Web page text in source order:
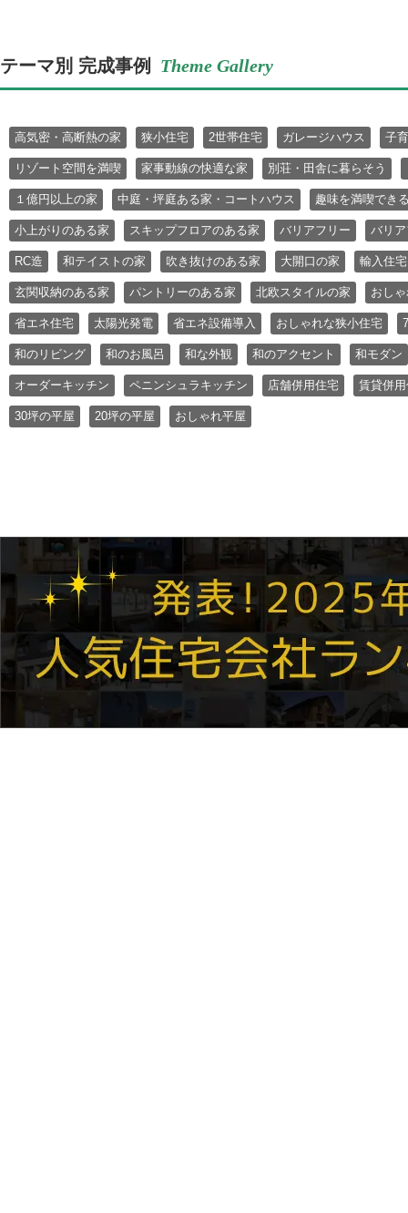
テーマ別 完成事例 Theme Gallery
高気密・高断熱の家 狭小住宅 2世帯住宅 ガレージハウス 子
リゾート空間を満喫 家事動線の快適な家 別荘・田舎に暮らそう
１億円以上の家 中庭・坪庭ある家・コートハウス 趣味を満喫でき
小上がりのある家 スキップフロアのある家 バリアフリー バリ
RC造 和テイストの家 吹き抜けのある家 大開口の家 輸入住宅
玄関収納のある家 パントリーのある家 北欧スタイルの家 おし
省エネ住宅 太陽光発電 省エネ設備導入 おしゃれな狭小住宅
和のリビング 和のお風呂 和な外観 和のアクセント 和モダン
オーダーキッチン ペニンシュラキッチン 店舗併用住宅 賃貸併
30坪の平屋 20坪の平屋 おしゃれ平屋